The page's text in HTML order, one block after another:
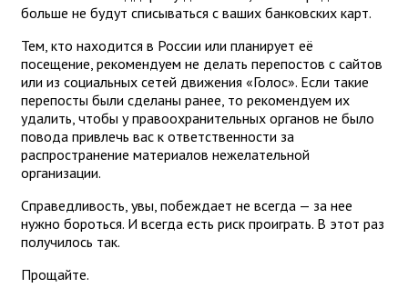
больше не будут списываться с ваших банковских карт.
Тем, кто находится в России или планирует её
посещение, рекомендуем не делать перепостов с сайтов
или из социальных сетей движения «Голос». Если такие
перепосты были сделаны ранее, то рекомендуем их
удалить, чтобы у правоохранительных органов не было
повода привлечь вас к ответственности за
распространение материалов нежелательной
организации.
Справедливость, увы, побеждает не всегда — за нее
нужно бороться. И всегда есть риск проиграть. В этот раз
получилось так.
Прощайте.